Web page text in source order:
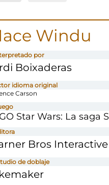
Windu
por
Boixaderas
idioma original
Carson
Star Wars: La saga
Bros
de doblaje